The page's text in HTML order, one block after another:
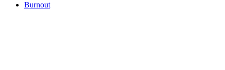
Burnout